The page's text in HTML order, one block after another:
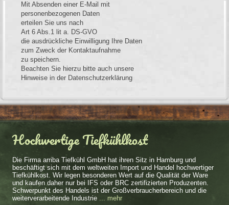
Mit Absenden einer E-Mail mit
personenbezogenen Daten
erteilen Sie uns nach
Art 6 Abs.1 lit a. DS-GVO
die ausdrückliche Einwilligung Ihre Daten
zum Zweck der Kontaktaufnahme
zu speichern.
Beachten Sie hierzu bitte auch unsere
Hinweise in der Datenschutzerklärung
Hochwertige Tiefkühlkost
Die Firma arriba Tiefkühl GmbH hat ihren Sitz in Hamburg und
beschäftigt sich mit dem weltweiten Import und Handel hochwertiger
Tiefkühlkost. Wir legen besonderen Wert auf die Qualität der Ware
und kaufen daher nur bei IFS oder BRC zertifizierten Produzenten.
Schwerpunkt des Handels ist der Großverbraucherbereich und die
weiterverarbeitende Industrie ... mehr